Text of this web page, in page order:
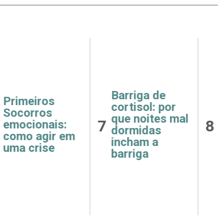
de
por
mal
a
8
Receitas
fáceis e
saudáveis
para o café da
manhã
9
como
e